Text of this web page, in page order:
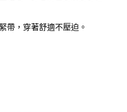
帶，穿著舒適不壓迫。